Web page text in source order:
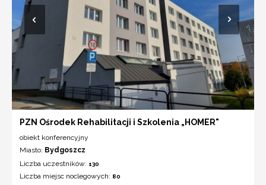
PZN Ośrodek Rehabilitacji i Szkolenia „HOMER"
obiekt konferencyjny
Miasto: Bydgoszcz
Liczba uczestników: 130
Liczba miejsc noclegowych: 80